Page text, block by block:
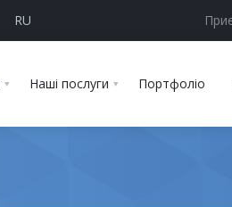
RU
Наші послуги Портфоліо